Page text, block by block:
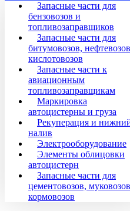
Запасные части для
бензовозов и
топливозаправщиков
Запасные части для
битумовозов,
кислотовозов
Запасные части к
авиационным
топливозаправщикам
Маркировка
автоцистерны и груза
Рекуперация и
налив
Электрооборудование
Элементы облицовки
автоцистерн
Запасные части для
цементовозов,
кормовозов